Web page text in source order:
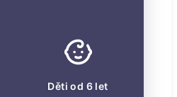
Děti od 6 let